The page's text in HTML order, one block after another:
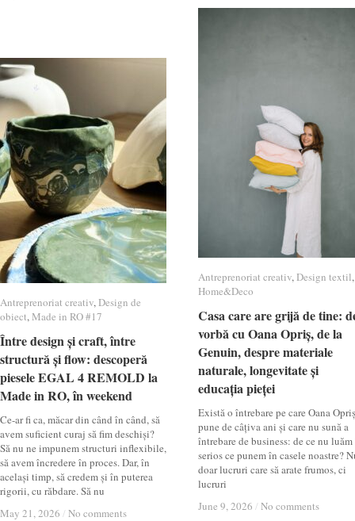
Antreprenoriat creativ,Design textil,
Home&Deco
Casa care are grijă de tine:
vorbă cu Oana Opriș, de la
Genuin, despre materiale
naturale, longevitate și
educația pieței
Există o întrebare pe care Oana
pune de câțiva ani și care nu sună a
întrebare de business: de ce nu
serios ce punem în casele noastre?
doar lucruri care să arate frumos, ci
lucruri
June 9, 2026 / No comments
Antreprenoriat creativ Design textil
Home&Deco
Casa care are grijă de tine:
vorbă cu Oana Opriș, de la
Genuin, despre materiale
naturale, longevitate și
educația pieței
June 9, 2026 / No comments
Antreprenoriat creativ,Design de
obiect,Made in RO #17
Între design și craft, între
structură și flow: descoperă
piesele EGAL 4 REMOLD la
Made in RO, în weekend
Ce-ar fi ca, măcar din când în când, să
avem suficient curaj să fim deschiși?
Să nu ne impunem structuri inflexibile,
să avem încredere în proces. Dar, în
același timp, să credem și în puterea
rigorii, cu răbdare. Să nu
May 21, 2026 / No comments
Antreprenoriat creativ Design de
obiect Made in RO #17
Între design și craft, între
structură și flow: descoperă
piesele EGAL 4 REMOLD la
Made in RO, în weekend
May 21, 2026 / No comments